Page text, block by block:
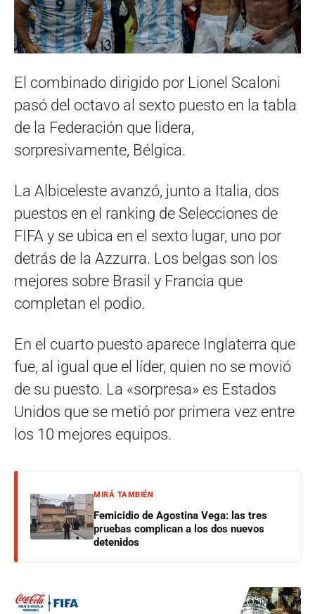
El combinado dirigido por Lionel Scaloni
pasó del octavo al sexto puesto en la tabla
de la Federación que lidera,
sorpresivamente, Bélgica.
La Albiceleste avanzó, junto a Italia, dos
puestos en el ranking de Selecciones de
FIFA y se ubica en el sexto lugar, uno por
detrás de la Azzurra. Los belgas son los
mejores sobre Brasil y Francia que
completan el podio.
En el cuarto puesto aparece Inglaterra que
fue, al igual que el líder, quien no se movió
de su puesto. La «sorpresa» es Estados
Unidos que se metió por primera vez entre
los 10 mejores equipos.
MIRÁ TAMBIÉN
Femicidio de Agostina Vega: las tres
pruebas complican a los dos nuevos
detenidos